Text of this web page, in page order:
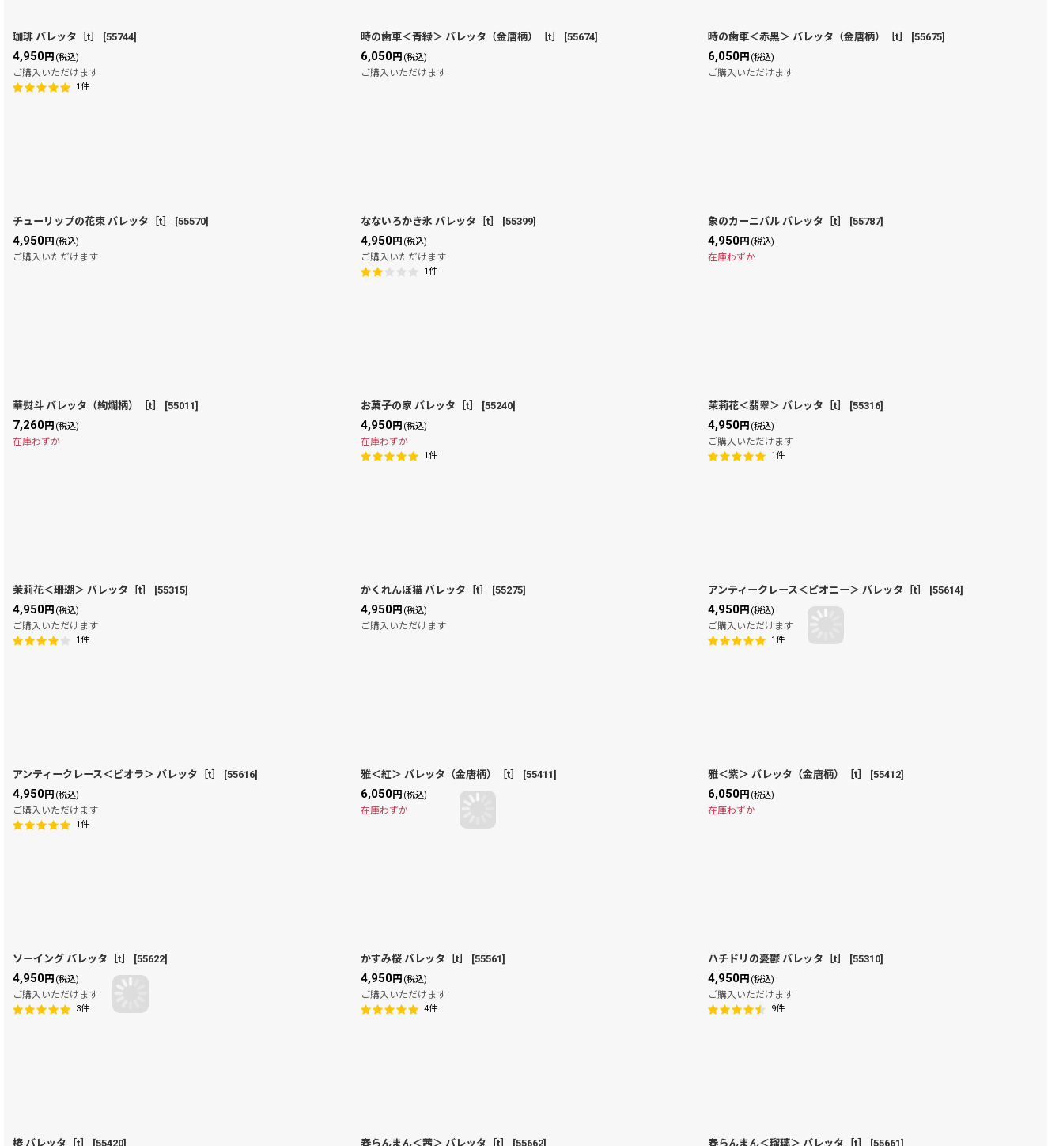
珈琲 バレッタ［t］ [55744]
4,950円 (税込)
ご購入いただけます
1件
時の歯車＜青緑＞ バレッタ（金唐柄）［t］ [55674]
6,050円 (税込)
ご購入いただけます
時の歯車＜赤黒＞ バレッタ（金唐柄）［t］ [55675]
6,050円 (税込)
ご購入いただけます
チューリップの花束 バレッタ［t］ [55570]
4,950円 (税込)
ご購入いただけます
なないろかき氷 バレッタ［t］ [55399]
4,950円 (税込)
ご購入いただけます
1件
象のカーニバル バレッタ［t］ [55787]
4,950円 (税込)
在庫わずか
華熨斗 バレッタ（絢爛柄）［t］ [55011]
7,260円 (税込)
在庫わずか
お菓子の家 バレッタ［t］ [55240]
4,950円 (税込)
在庫わずか
1件
茉莉花＜翡翠＞ バレッタ［t］ [55316]
4,950円 (税込)
ご購入いただけます
1件
茉莉花＜珊瑚＞ バレッタ［t］ [55315]
4,950円 (税込)
ご購入いただけます
1件
かくれんぼ猫 バレッタ［t］ [55275]
4,950円 (税込)
ご購入いただけます
アンティークレース＜ピオニー＞ バレッタ［t］ [55614]
4,950円 (税込)
ご購入いただけます
1件
アンティークレース＜ビオラ＞ バレッタ［t］ [55616]
4,950円 (税込)
ご購入いただけます
1件
雅＜紅＞ バレッタ（金唐柄）［t］ [55411]
6,050円 (税込)
在庫わずか
雅＜紫＞ バレッタ（金唐柄）［t］ [55412]
6,050円 (税込)
在庫わずか
ソーイング バレッタ［t］ [55622]
4,950円 (税込)
ご購入いただけます
3件
かすみ桜 バレッタ［t］ [55561]
4,950円 (税込)
ご購入いただけます
4件
ハチドリの憂鬱 バレッタ［t］ [55310]
4,950円 (税込)
ご購入いただけます
9件
椿 バレッタ［t］ [55420] 春らんまん＜茜＞ バレッタ［t］ [55662] 春らんまん＜瑠璃＞ バレッタ［t］ [55661]